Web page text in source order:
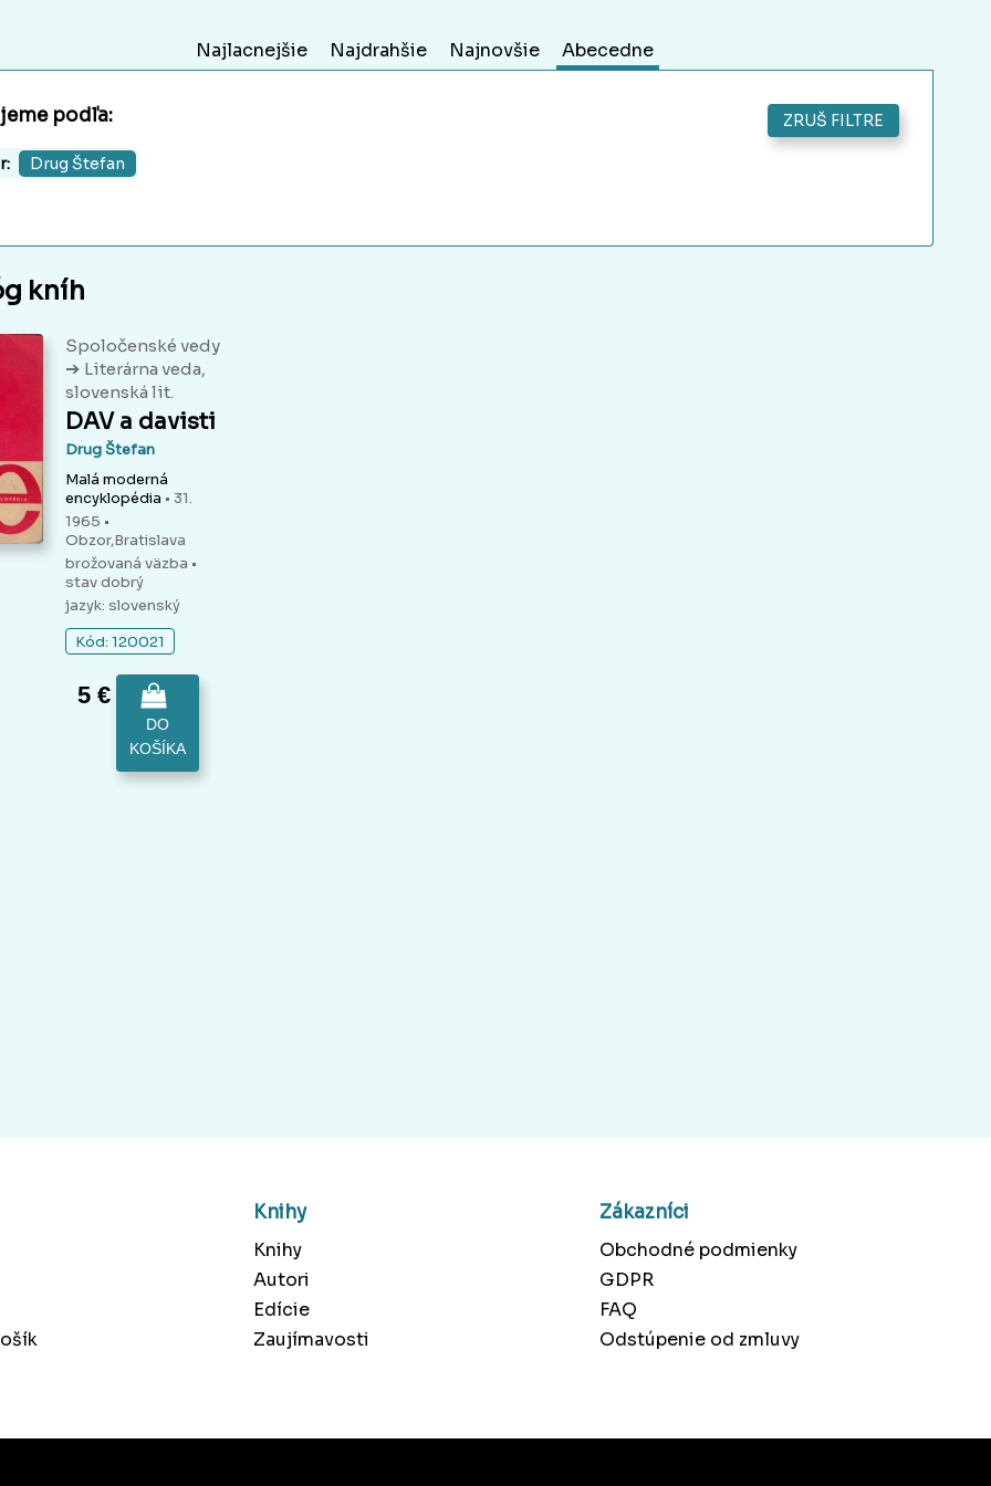
Najlacnejšie Najdrahšie Najnovšie Abecedne
podľa: ZRUŠ FILTRE
Drug Štefan
kníh
Spoločenské vedy
➔ Literárna veda,
slovenská lit.
DAV a davisti
Drug Štefan
Malá moderná
encyklopédia • 31.
1965 •
Obzor,Bratislava
brožovaná väzba •
stav dobrý
jazyk: slovenský
Kód: 120021
5 €
DO
KOŠÍKA
Knihy
Knihy
Autori
Edície
Zaujímavosti
Zákazníci
Obchodné podmienky
GDPR
FAQ
Odstúpenie od zmluvy